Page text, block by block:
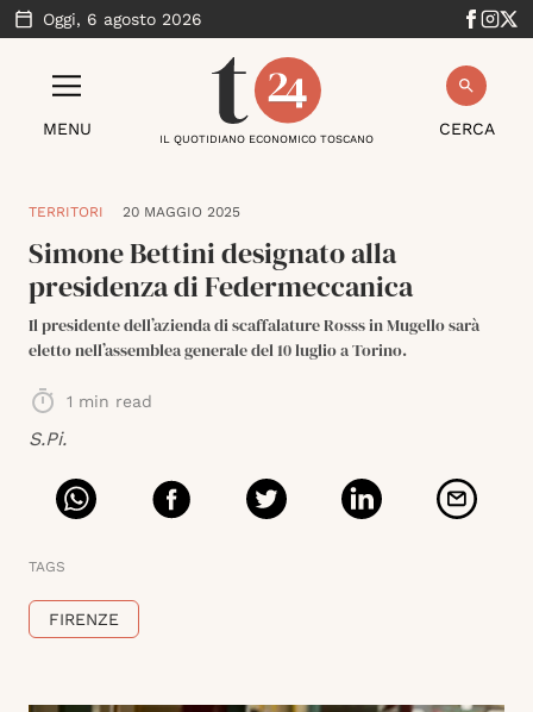
Oggi, 6 agosto 2026
MENU CERCA
IL QUOTIDIANO ECONOMICO TOSCANO
TERRITORI 20 MAGGIO 2025
Simone Bettini designato alla
presidenza di Federmeccanica
Il presidente dell’azienda di scaffalature Rosss in Mugello sarà
eletto nell’assemblea generale del 10 luglio a Torino.
1 min read
S.Pi.
TAGS
FIRENZE